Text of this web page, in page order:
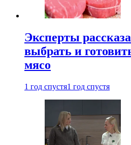
Эксперты
выбрать и
мясо
1 год спустя1 год спустя